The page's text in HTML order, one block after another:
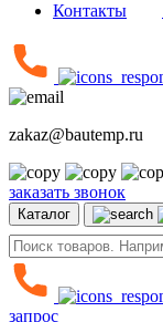
Контакты
zakaz@bautemp.ru
заказать звонок
Каталог
запрос